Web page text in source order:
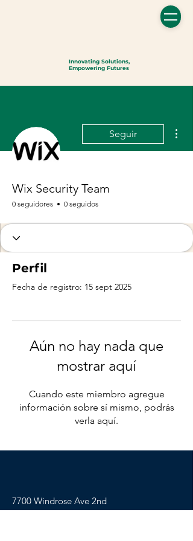
Innovating Solutions,
Empowering Futures
Seguir
Wix Security Team
0 seguidores 0 seguidos
Perfil
Fecha de registro: 15 sept 2025
Aún no hay nada que
mostrar aquí
Cuando este miembro agregue
información sobre sí mismo, podrás
verla aquí.
7700 Windrose Ave 2nd